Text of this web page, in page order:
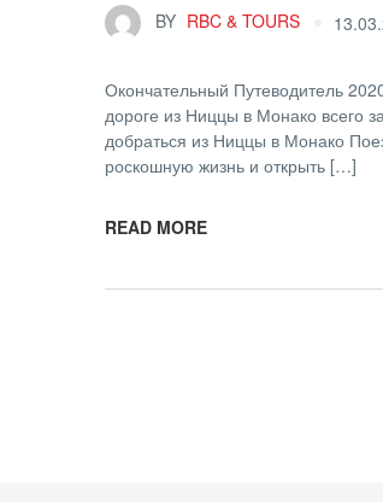
BY RBC & TOURS
Окончательный Путеводитель
дороге из Ниццы в Монако всего
добраться из Ниццы в Монако
роскошную жизнь и открыть […]
READ MORE